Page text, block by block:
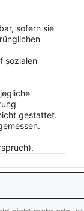
sofern sie
sozialen
gestattet.